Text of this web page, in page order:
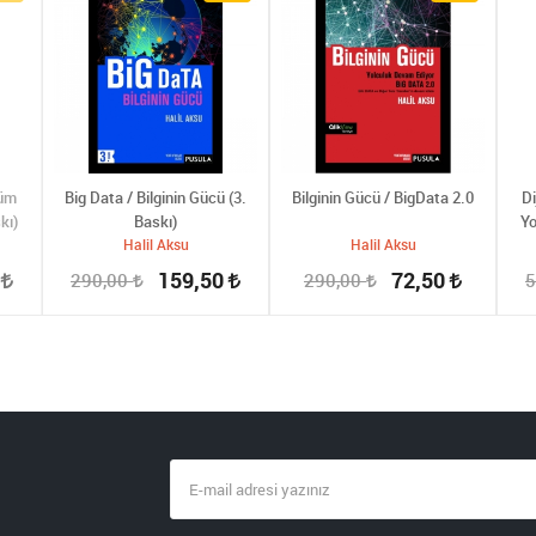
Big Data / Bilginin Gücü (3.
Baskı)
Halil Aksu
290,00 159,50
Bilginin Gücü / BigData 2.0
Halil Aksu
290,00 72,50